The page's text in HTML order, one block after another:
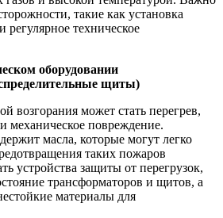
такие как установка
регулярное техническое
оборудовании
щиты)
возгорания может стать перегрев,
механическое повреждение.
масла, которые могут легко
таких пожаров
устройства защиты от перегрузок,
трансформаторов и щитов, а
материалы для